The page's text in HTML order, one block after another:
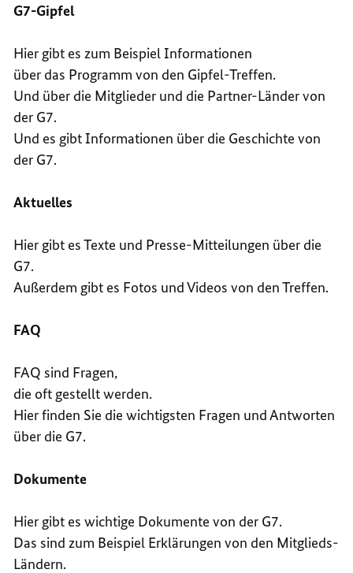
G7-Gipfel
Hier gibt es zum Beispiel Informationen
über das Programm von den Gipfel-Treffen.
Und über die Mitglieder und die Partner-Länder von
der G7.
Und es gibt Informationen über die Geschichte von
der G7.
Aktuelles
Hier gibt es Texte und Presse-Mitteilungen über die
G7.
Außerdem gibt es Fotos und Videos von den Treffen.
FAQ
FAQ sind Fragen,
die oft gestellt werden.
Hier finden Sie die wichtigsten Fragen und Antworten
über die G7.
Dokumente
Hier gibt es wichtige Dokumente von der G7.
Das sind zum Beispiel Erklärungen von den Mitglieds-
Ländern.